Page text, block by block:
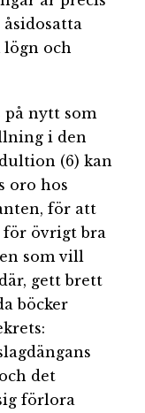
och
på nytt som
i den
(6) kan
oro hos
för att
för övrigt bra
som vill
gett brett
böcker
det
förlora